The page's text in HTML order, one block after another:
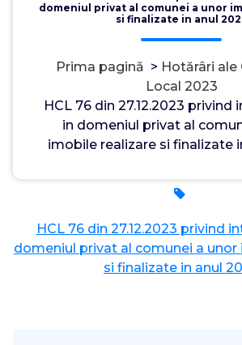
domeniul privat al comunei a unor
si finalizate in anul
Prima pagină > Hotărâri ale
Local 2023
HCL 76 din 27.12.2023 privind
in domeniul privat al
imobile realizare si finalizate
Admin 21,
HCL 76 din 27.12.2023 privind
domeniul privat al comunei a unor
si finalizate in anul